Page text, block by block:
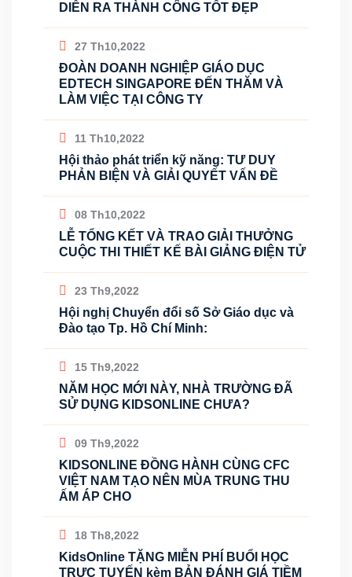
DIỄN RA THÀNH CÔNG TỐT ĐẸP
27 Th10,2022
ĐOÀN DOANH NGHIỆP GIÁO DỤC
EDTECH SINGAPORE ĐẾN THĂM VÀ
LÀM VIỆC TẠI CÔNG TY
11 Th10,2022
Hội thảo phát triển kỹ năng: TƯ DUY
PHẢN BIỆN VÀ GIẢI QUYẾT VẤN ĐỀ
08 Th10,2022
LỄ TỔNG KẾT VÀ TRAO GIẢI THƯỞNG
CUỘC THI THIẾT KẾ BÀI GIẢNG ĐIỆN TỬ
23 Th9,2022
Hội nghị Chuyển đổi số Sở Giáo dục và
Đào tạo Tp. Hồ Chí Minh:
15 Th9,2022
NĂM HỌC MỚI NÀY, NHÀ TRƯỜNG ĐÃ
SỬ DỤNG KIDSONLINE CHƯA?
09 Th9,2022
KIDSONLINE ĐỒNG HÀNH CÙNG CFC
VIỆT NAM TẠO NÊN MÙA TRUNG THU
ẤM ÁP CHO
18 Th8,2022
KidsOnline TẶNG MIỄN PHÍ BUỔI HỌC
TRỰC TUYẾN kèm BẢN ĐÁNH GIÁ TIỀM